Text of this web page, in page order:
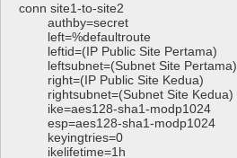
conn site1-to-site2
authby=secret
left=%defaultroute
leftid=(IP Public Site Pertama)
leftsubnet=(Subnet Site Pertama)
right=(IP Public Site Kedua)
rightsubnet=(Subnet Site Kedua)
ike=aes128-sha1-modp1024
esp=aes128-sha1-modp1024
keyingtries=0
ikelifetime=1h